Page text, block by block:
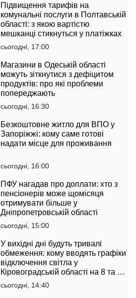
Підвищення тарифів на
комунальні послуги в Полтавській
області: з якою вартістю
мешканці стикнуться у платіжках
сьогодні, 17:00
Магазини в Одеській області
можуть зіткнутися з дефіцитом
продуктів: про які проблеми
попереджають
сьогодні, 16:30
Безкоштовне житло для ВПО у
Запоріжжі: кому саме готові
надати місце для проживання
сьогодні, 16:00
ПФУ нагадав про доплати: хто з
пенсіонерів може щомісяця
отримувати більше у
Дніпропетровській області
сьогодні, 15:00
У вихідні дні будуть тривалі
обмеження: кому вводять графіки
відключення світла у
Кіровоградській області на 8 та 9
серпня
сьогодні, 14:40